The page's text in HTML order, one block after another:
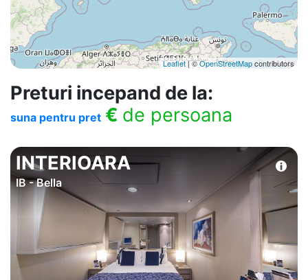
Leaflet| ©OpenStreetMapcontributors
Preturi incepand de la:
suna pentru pret € de persoana
INTERIOARA
IB - Bella